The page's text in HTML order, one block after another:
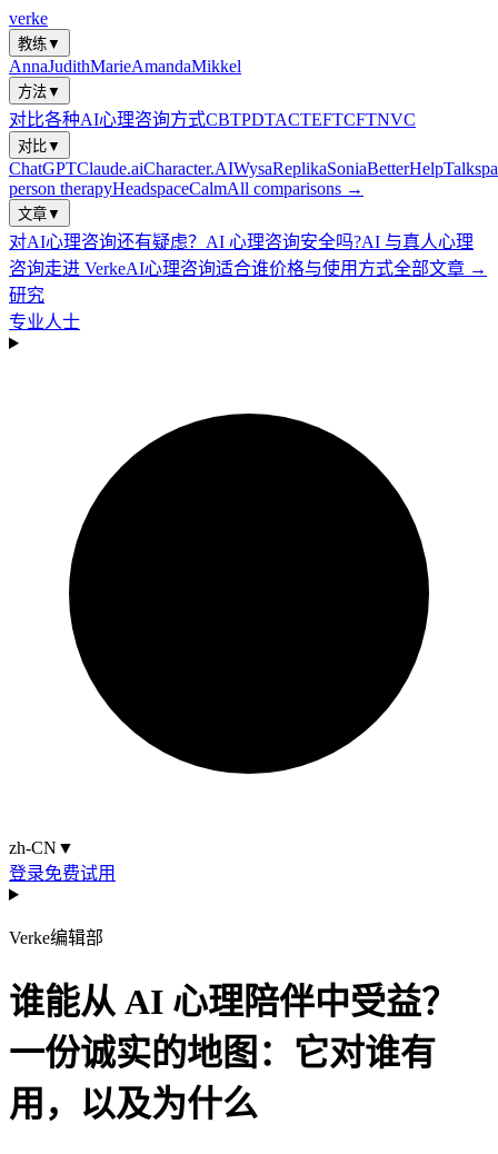
verke
教练▼
AnnaJudithMarieAmandaMikkel
方法▼
对比各种AI心理咨询方式CBTPDTACTEFTCFTNVC
对比▼
ChatGPTClaude.aiCharacter.AIWysaReplikaSoniaBetterHelp
person therapyHeadspaceCalmAll comparisons →
文章▼
对AI心理咨询还有疑虑？ AI 心理咨询安全吗?AI 与真人心理
咨询走进 VerkeAI心理咨询适合谁价格与使用方式全部文章 →
研究
专业人士
zh-CN ▼
登录免费试用
Verke编辑部
谁能从 AI 心理陪伴中受益？
一份诚实的地图：它对谁有
用，以及为什么